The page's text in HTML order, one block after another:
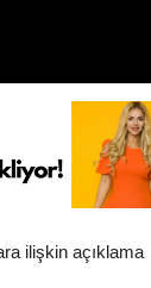
ilişkin açıklama